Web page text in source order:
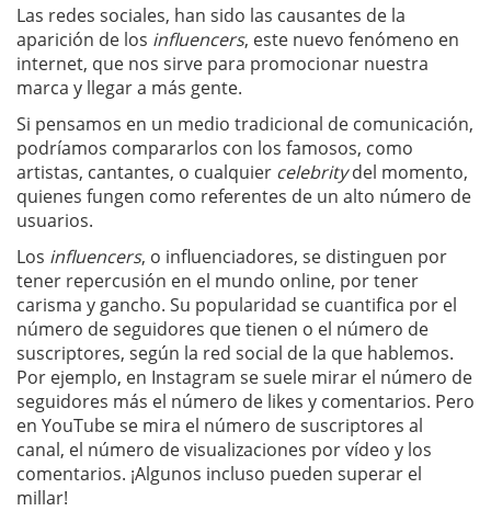
Las redes sociales, han sido las causantes de la
aparición de los influencers, este nuevo fenómeno en
internet, que nos sirve para promocionar nuestra
marca y llegar a más gente.
Si pensamos en un medio tradicional de comunicación,
podríamos compararlos con los famosos, como
artistas, cantantes, o cualquier celebritydel momento,
quienes fungen como referentes de un alto número de
usuarios.
Los influencers, o influenciadores, se distinguen por
tener repercusión en el mundo online, por tener
carisma y gancho. Su popularidad se cuantifica por el
número de seguidores que tienen o el número de
suscriptores, según la red social de la que hablemos.
Por ejemplo, en Instagram se suele mirar el número de
seguidores más el número de likes y comentarios. Pero
en YouTube se mira el número de suscriptores al
canal, el número de visualizaciones por vídeo y los
comentarios. ¡Algunos incluso pueden superar el
millar!